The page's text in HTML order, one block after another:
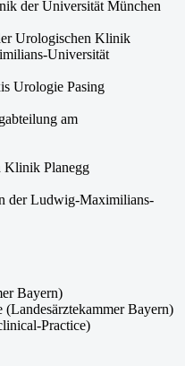
der Universität München
Urologischen Klinik
Universität
Urologie Pasing
am
Klinik Planegg
der Ludwig-Maximilians-
Bayern)
Bayern)
Practice)